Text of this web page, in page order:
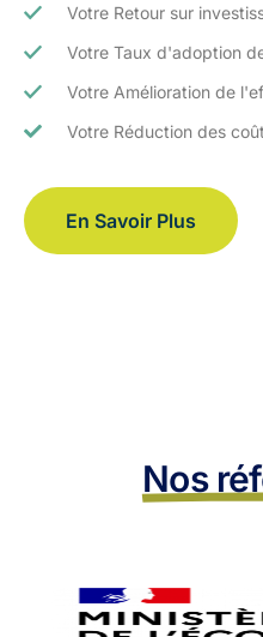
Votre Retour sur
Votre Taux d'adoption
Votre Amélioration de
Votre Réduction des
En Savoir Plus
Nos